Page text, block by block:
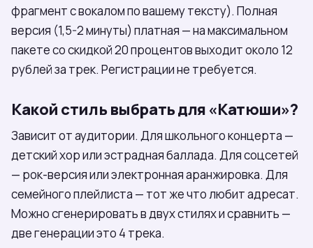
фрагмент с вокалом по вашему тексту). Полная
версия (1,5-2 минуты) платная — на максимальном
пакете со скидкой 20 процентов выходит около 12
рублей за трек. Регистрации не требуется.
Какой стиль выбрать для «Катюши»?
Зависит от аудитории. Для школьного концерта —
детский хор или эстрадная баллада. Для соцсетей
— рок-версия или электронная аранжировка. Для
семейного плейлиста — тот же что любит адресат.
Можно сгенерировать в двух стилях и сравнить —
две генерации это 4 трека.